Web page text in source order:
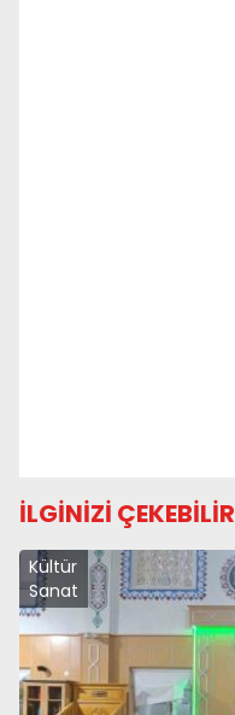
İLGİNİZİ ÇEKEBİLİR
Kültür
Sanat